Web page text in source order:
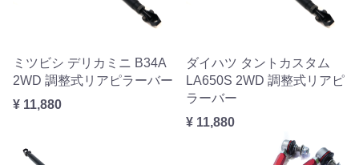
ミツビシ デリカミニ B34A
2WD 調整式リアピラーバー
¥ 11,880
ダイハツ タントカスタム
LA650S 2WD 調整式リアピ
ラーバー
¥ 11,880